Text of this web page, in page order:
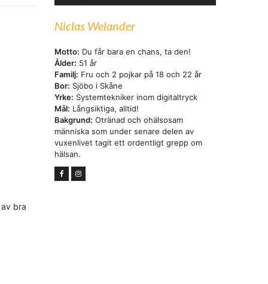
bra
Niclas Welander
Motto: Du får bara en chans, ta den!
Ålder: 51 år
Familj: Fru och 2 pojkar på 18 och 22 år
Bor: Sjöbo i Skåne
Yrke: Systemtekniker inom digitaltryck
Mål: Långsiktiga, alltid!
Bakgrund: Otränad och ohälsosam
människa som under senare delen av
vuxenlivet tagit ett ordentligt grepp om
hälsan.